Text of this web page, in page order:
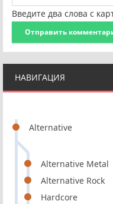
НАВИГАЦИЯ
Alternative
Alternative Metal
Alternative Rock
Hardcore
Введите два слова с
Отправить